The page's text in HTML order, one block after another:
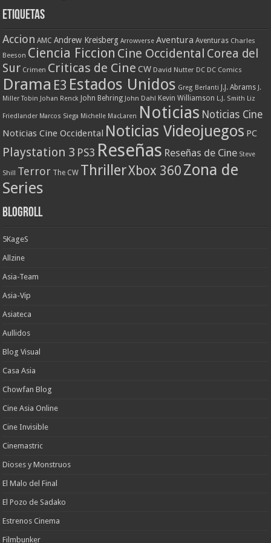
Etiquetas
Accion AMC Andrew Kreisberg Arrowverse Aventura Aventuras Charles
Beeson Ciencia Ficcion Cine Occidental Corea del
Sur Crimen Criticas de Cine CW David Nutter DC DC Comics
Drama E3 Estados Unidos Greg Berlanti J.J. Abrams J.
Miller Tobin Johan Renck John Behring John Dahl Kevin Williamson L.J. Smith Liz
Friedlander Marcos Siega Michelle MacLaren Noticias Noticias Cine
Noticias Cine Occidental Noticias Videojuegos PC
Playstation 3 PS3 Reseñas Reseñas de Cine Steve
Shill Terror The CW ThrillerXbox 360 Zona de
Series
Blogroll
5KageS
Allzine
Asia-Team
Asia-Vip
Asiateca
Aullidos
Blog Visual
Casa Asia
Chowfan Blog
Cine Asia Online
Cine Invisible
Cinemastric
Dioses y Monstruos
El Malo del Final
El Pozo de Sadako
Estrenos Cinema
Filmbunker